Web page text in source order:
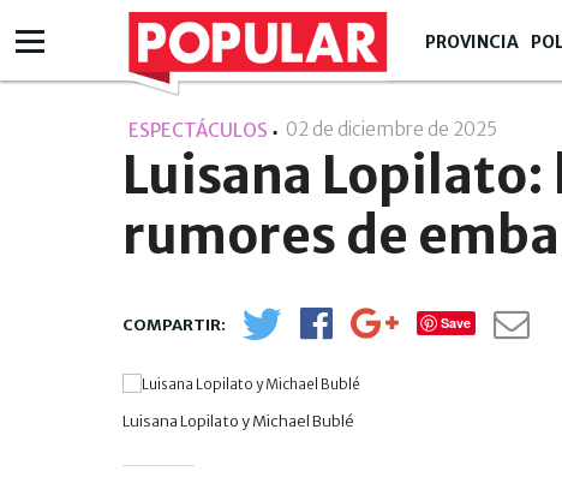
PROVINCIA
ESPECTÁCULOS 02 de diciembre de 2025
Luisana
rumores de
Save
Luisana Lopilato y Michael Bublé